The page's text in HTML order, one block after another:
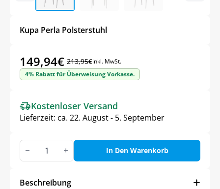
Kupa Perla Polsterstuhl
213,95€
Ursprünglicher
Preis
213,95€
149,94€
Aktueller
Preis
149,94€.
inkl. MwSt.
4% Rabatt für Überweisung Vorkasse.
Kostenloser Versand
Lieferzeit: ca. 22. August - 5. September
Kupa
Perla
Polsterstuhl
In Den Warenkorb
Beschreibung